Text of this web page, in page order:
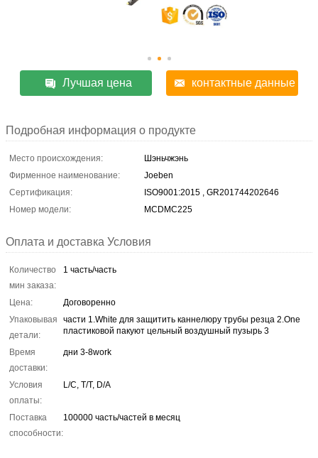
Лучшая цена контактные данные
Подробная информация о продукте
Место происхождения:
Шэньчжэнь
Фирменное наименование:
Joeben
Сертификация:
ISO9001:2015 , GR201744202646
Номер модели:
MCDMC225
Оплата и доставка Условия
Количество
мин заказа:
1 часть/часть
Цена:
Договоренно
Упаковывая
детали:
части 1.White для защитить каннелюру трубы резца 2.One
пластиковой пакуют цельный воздушный пузырь 3
Время
доставки:
дни 3-8work
Условия
оплаты:
L/C, T/T, D/A
Поставка
способности:
100000 часть/частей в месяц